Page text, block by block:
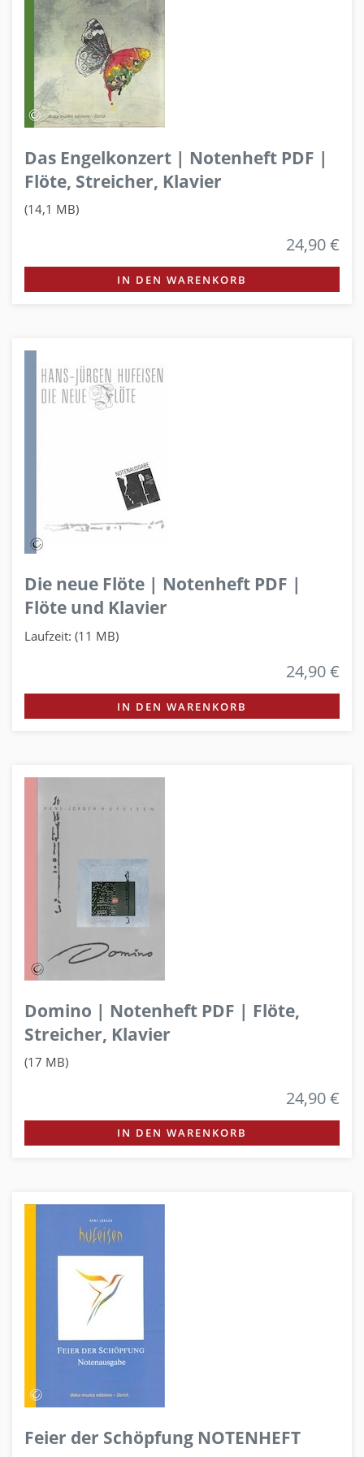
Das Engelkonzert | Notenheft PDF |
Flöte, Streicher, Klavier
(14,1 MB)
24,90 €
IN DEN WARENKORB
Die neue Flöte | Notenheft PDF |
Flöte und Klavier
Laufzeit: (11 MB)
24,90 €
IN DEN WARENKORB
Domino | Notenheft PDF | Flöte,
Streicher, Klavier
(17 MB)
24,90 €
IN DEN WARENKORB
Feier der Schöpfung NOTENHEFT